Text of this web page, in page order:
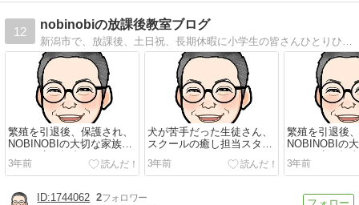
12
nobinobiの放課後教室ブログ
繁殖を引退後、保護され、
NOBINOBIの大切な家族と
なった癒し担当スタッフ、
柴犬“...
3年前
犬が苦手だった生徒さん、
スクールの癒し担当スタッ
フこはると日々ふれあうう
ちに「こはる...
3年前
繁殖を引退後
NOBINOBIの
なった癒し担
柴犬“...
3年前
1744062 2